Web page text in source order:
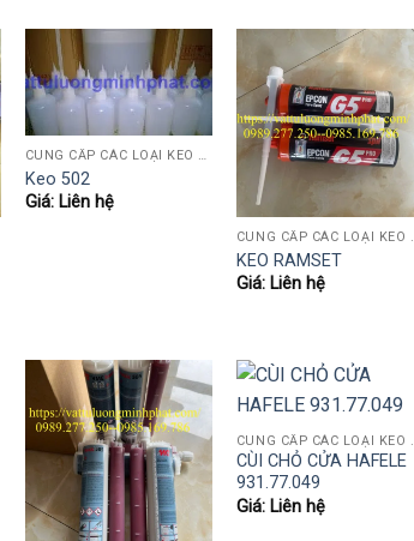
CUNG CẤP CÁC LOẠI KEO NGÀNH GỖ (KEO SỮA, AB, 502, POLY, PUTTY HỆ NƯỚC..)
Keo 502
Giá: Liên hệ
CUNG CẤP CÁC LOẠI
KEO RAMSET
Giá: Liên hệ
CÙI CHỎ CỬA HAFELE
931.77.049
Giá: Liên hệ